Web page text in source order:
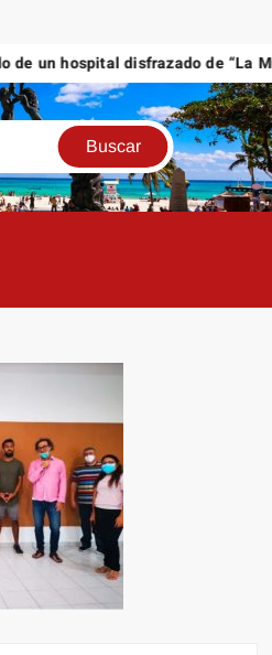
un hospital disfrazado de “La